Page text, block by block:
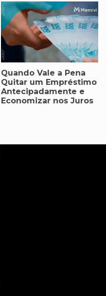
Quando Vale a Pena
Quitar um Empréstimo
Antecipadamente e
Economizar nos Juros